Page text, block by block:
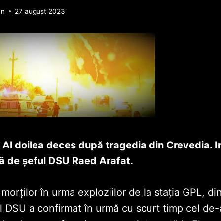
27 august 2023
Al doilea deces după tragedia din Crevedia.
de șeful DSU Raed Arafat.
în urma exploziilor de la stația GPL,
DSU a confirmat în urmă cu scurt timp cel